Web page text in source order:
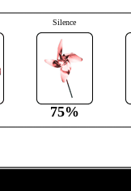
Silence
75%